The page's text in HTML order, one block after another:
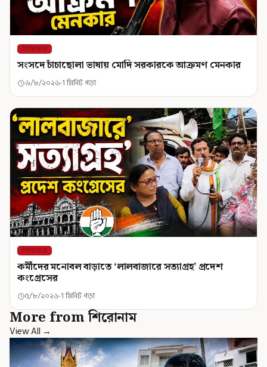
শিরোনাম
সংসদে চাঁচাছোলা ভাষায় মোদি সরকারকে আক্রমণ মেনকার
৬/৮/২০২৬ 1 মিনিট পড়া
শিরোনাম
কর্মীদের মনোবল বাড়াতে ‘লালবাজারে সত্যাগ্রহ’ প্রদেশ
কংগ্রেসের
৫/৮/২০২৬ 1 মিনিট পড়া
More from শিরোনাম
View All →